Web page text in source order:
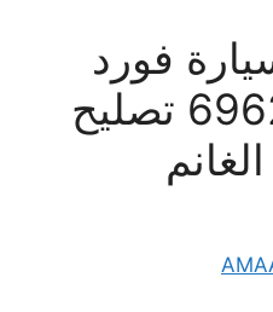
فورد
الغانم 69622745 تصليح